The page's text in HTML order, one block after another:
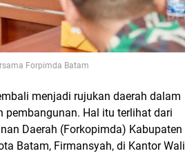
Forpimda Batam
menjadi rujukan daerah dalam
pembangunan. Hal itu terlihat dari
Daerah (Forkopimda) Kabupaten
Batam, Firmansyah, di Kantor Wali